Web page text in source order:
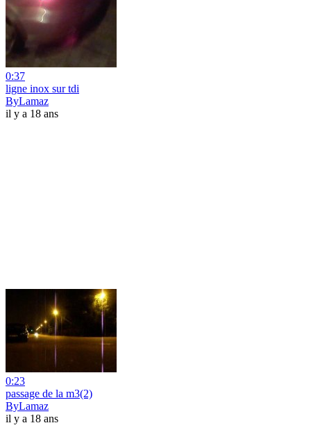
0:37
ligne inox sur tdi
ByLamaz
il y a 18 ans
0:23
passage de la m3(2)
ByLamaz
il y a 18 ans